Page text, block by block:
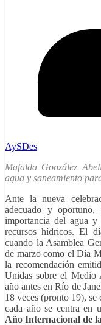
AySDes
Mafalda González
agua y saneamiento
Ante la nueva
adecuado y
importancia del agua
recursos hídricos. El
cuando la Asamblea
de marzo como el Día
la recomendación
Unidas sobre el
año antes en Río de
18 veces (pronto 19),
cada año se centra en
Año Internacional de